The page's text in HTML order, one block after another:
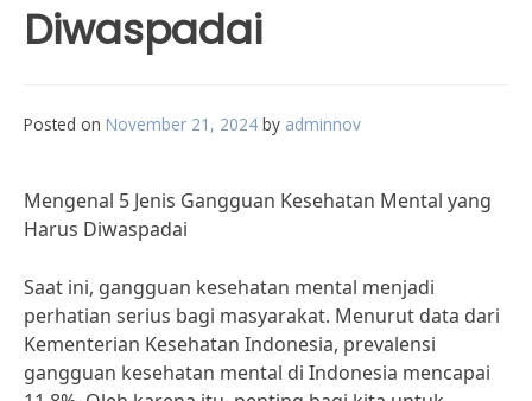
Diwaspadai
Posted on November 21, 2024 by adminnov
Mengenal 5 Jenis Gangguan Kesehatan Mental yang
Harus Diwaspadai
Saat ini, gangguan kesehatan mental menjadi
perhatian serius bagi masyarakat. Menurut data dari
Kementerian Kesehatan Indonesia, prevalensi
gangguan kesehatan mental di Indonesia mencapai